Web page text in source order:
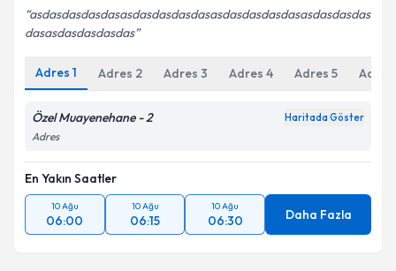
asdasdasdasdasasdasdasdasdasasdasdasdasdasasdasdasdas
dasasdasdasdasdas
Adres 1 Adres 2 Adres 3 Adres 4 Adres 5 Adres
Özel Muayenehane - 2 Haritada Göster
Adres
En Yakın Saatler
10 Ağu
06:00
10 Ağu
06:15
10 Ağu
06:30 Daha Fazla